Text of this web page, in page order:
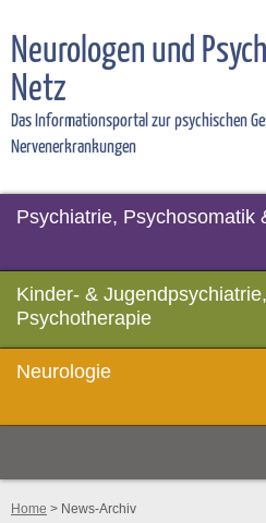
Neurologen und
Netz
Das Informationsportal zur psychischen
Nervenerkrankungen
Psychiatrie, Psychosomatik
Kinder- &
Psychotherapie
Neurologie
Home > News-Archiv